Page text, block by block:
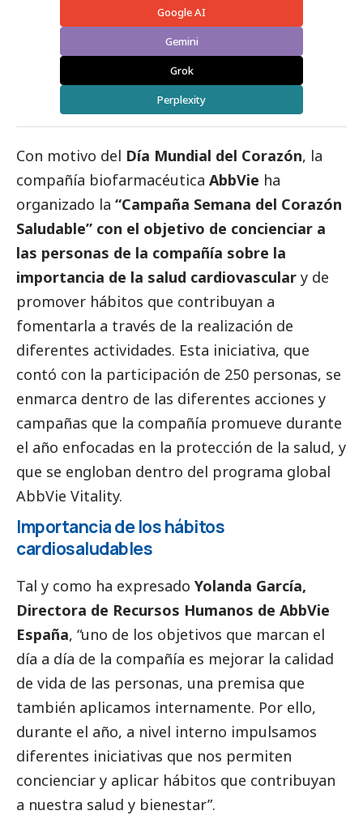
Google AI
Gemini
Grok
Perplexity
Con motivo del Día Mundial del Corazón, la
compañía biofarmacéutica AbbVie ha
organizado la “Campaña Semana del Corazón
Saludable” con el objetivo de concienciar a
las personas de la compañía sobre la
importancia de la salud cardiovascular y de
promover hábitos que contribuyan a
fomentarla a través de la realización de
diferentes actividades. Esta iniciativa, que
contó con la participación de 250 personas, se
enmarca dentro de las diferentes acciones y
campañas que la compañía promueve durante
el año enfocadas en la protección de la salud, y
que se engloban dentro del programa global
AbbVie Vitality.
Importancia de los hábitos
cardiosaludables
Tal y como ha expresado Yolanda García,
Directora de Recursos Humanos de AbbVie
España, “uno de los objetivos que marcan el
día a día de la compañía es mejorar la calidad
de vida de las personas, una premisa que
también aplicamos internamente. Por ello,
durante el año, a nivel interno impulsamos
diferentes iniciativas que nos permiten
concienciar y aplicar hábitos que contribuyan
a nuestra salud y bienestar”.